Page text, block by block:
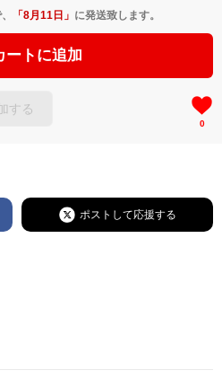
「8月11日 」 に発送致します。
ートに追加
する
0
ポストして応援する